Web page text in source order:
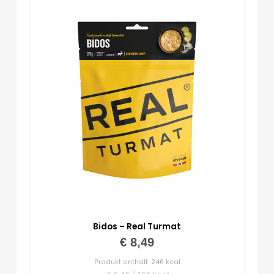
Bidos – Real Turmat
€ 8,49
Produkt enthält: 246 kcal